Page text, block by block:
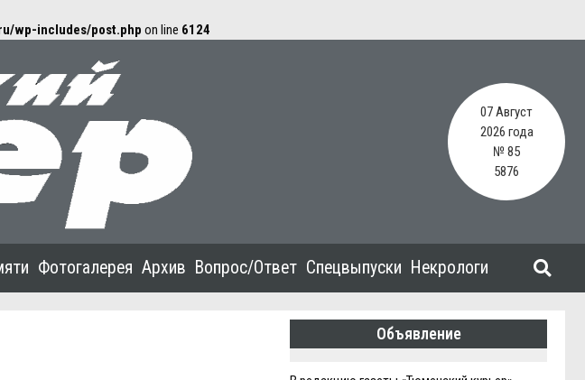
wp-includes/post.php on line 6124
07 Август
2026 года
№ 85
5876
Фотогалерея Архив Вопрос/Ответ Спецвыпуски Некрологи
Объявление